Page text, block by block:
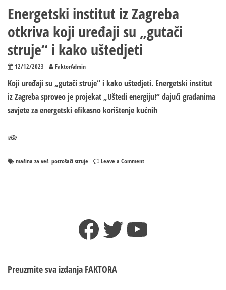
Energetski institut iz Zagreba
otkriva koji uređaji su „gutači
struje“ i kako uštedjeti
12/12/2023 FaktorAdmin
Koji uređaji su „gutači struje“ i kako uštedjeti. Energetski institut
iz Zagreba sproveo je projekat „Uštedi energiju!“ dajući građanima
savjete za energetski efikasno korištenje kućnih
više
mašina za veš, potrošači struje Leave a Commenton
koji
uređaji
Facebook
TwitterYouTube
Preuzmite sva izdanja FAKTORA